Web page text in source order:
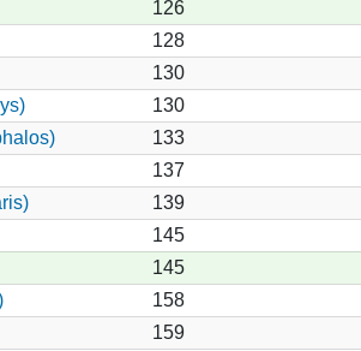
126
128
130
130
133
137
139
145
145
158
159